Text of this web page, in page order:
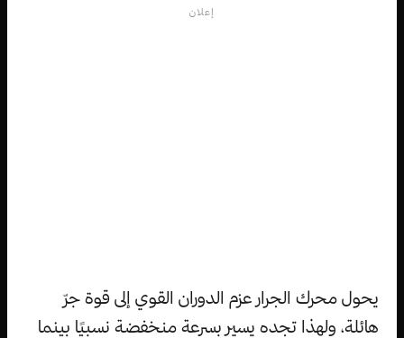
إعلان
يحول محرك الجرار عزم الدوران القوي إلى قوة جرّ
هائلة، ولهذا تجده يسير بسرعة منخفضة نسبيًا بينما